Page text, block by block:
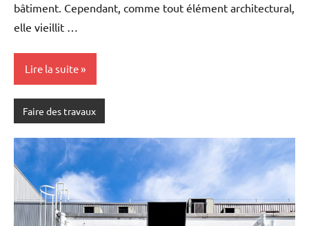
bâtiment. Cependant, comme tout élément architectural,
elle vieillit …
Lire la suite
Faire des travaux